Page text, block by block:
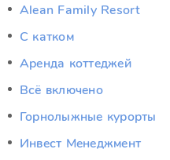
Alean Family Resort
C катком
Аренда коттеджей
Всё включено
Горнолыжные курорты
Инвест Менеджмент